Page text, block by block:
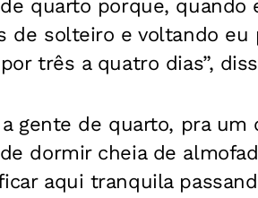
quarto porque, quando
de solteiro e voltando
três a quatro dias”,
gente de quarto, pra um
dormir cheia de
aqui tranquila